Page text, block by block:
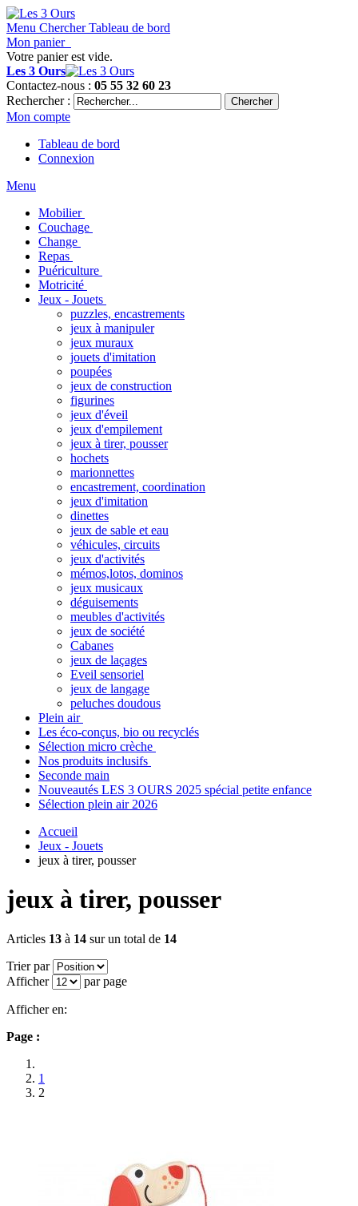
Menu Chercher Tableau de bord
Mon panier
Votre panier est vide.
Les 3 Ours
Contactez-nous : 05 55 32 60 23
Rechercher :
Chercher
Mon compte
Tableau de bord
Connexion
Menu
Mobilier
Couchage
Change
Repas
Puériculture
Motricité
Jeux - Jouets
puzzles, encastrements
jeux à manipuler
jeux muraux
jouets d'imitation
poupées
jeux de construction
figurines
jeux d'éveil
jeux d'empilement
jeux à tirer, pousser
hochets
marionnettes
encastrement, coordination
jeux d'imitation
dinettes
jeux de sable et eau
véhicules, circuits
jeux d'activités
mémos,lotos, dominos
jeux musicaux
déguisements
meubles d'activités
jeux de société
Cabanes
jeux de laçages
Eveil sensoriel
jeux de langage
peluches doudous
Plein air
Les éco-conçus, bio ou recyclés
Sélection micro crèche
Nos produits inclusifs
Seconde main
Nouveautés LES 3 OURS 2025 spécial petite enfance
Sélection plein air 2026
Accueil
Jeux - Jouets
jeux à tirer, pousser
jeux à tirer, pousser
Articles 13 à 14 sur un total de 14
Trier par
Afficher
par page
Afficher en:
Page :
1
2